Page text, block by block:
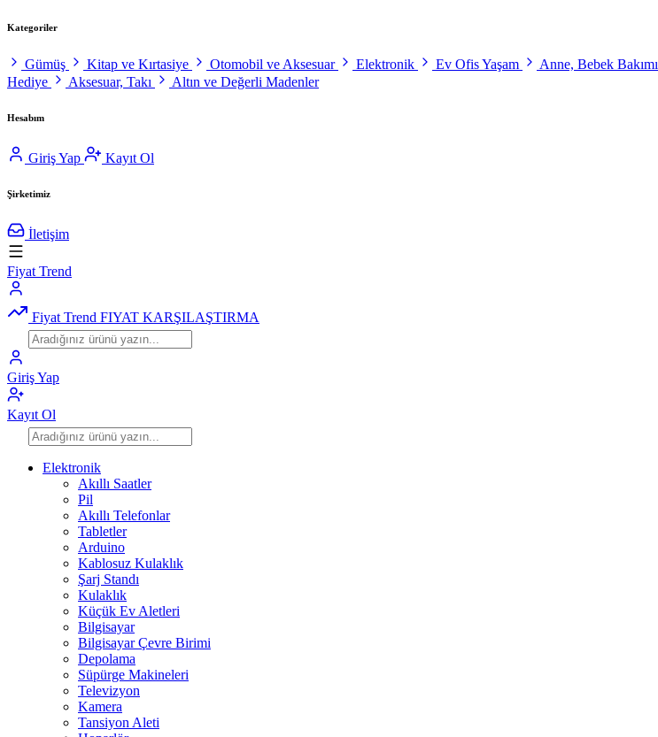
Kategoriler
Gümüş Kitap ve Kırtasiye Otomobil ve Aksesuar Elektronik Ev Ofis Yaşam Anne, Bebek Bakımı
Hediye
Aksesuar, Takı Altın ve Değerli Madenler
Hesabım
Giriş Yap Kayıt Ol
Şirketimiz
İletişim
Fiyat Trend
Fiyat Trend FIYAT KARŞILAŞTIRMA
Giriş Yap
Kayıt Ol
Elektronik
Akıllı Saatler
Pil
Akıllı Telefonlar
Tabletler
Arduino
Kablosuz Kulaklık
Şarj Standı
Kulaklık
Küçük Ev Aletleri
Bilgisayar
Bilgisayar Çevre Birimi
Depolama
Süpürge Makineleri
Televizyon
Kamera
Tansiyon Aleti